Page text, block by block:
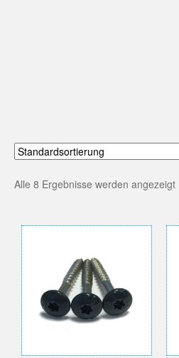
Alle 8 Ergebnisse werden angezeigt